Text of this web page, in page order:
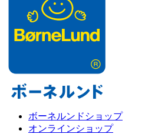
ボーネルンドショップ
オンラインショップ